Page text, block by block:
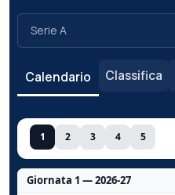
Calendario Classifica
1 2 3 4 5
Giornata 1 — 2026-27